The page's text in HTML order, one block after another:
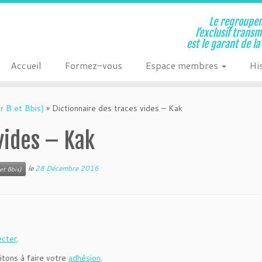
Le
l’exclusif
est le garant de
Accueil Formez-vous Espace membres
B et Bbis) » Dictionnaire des traces vides – Kak
– Kak
Bbis) le28 Décembre 2016
.
à faire votre adhésion.